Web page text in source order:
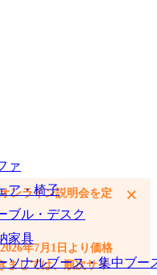
ァ
ア・椅子
ブル・デスク
家具
ソナルブース・集中ブー
トに追加できます
ンライン説明会を定
年7月1日より価格
ましては、順次サイ
×